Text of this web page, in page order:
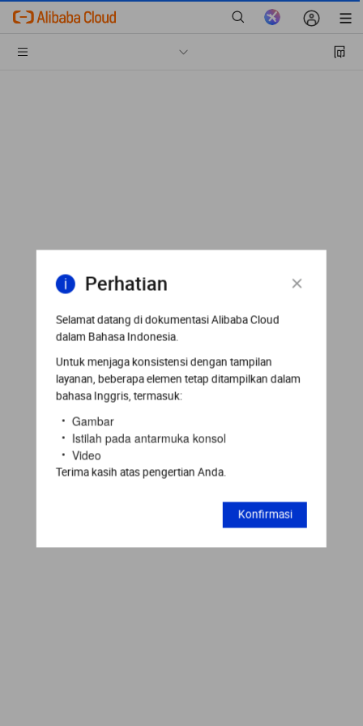
Perhatian
Selamat datang di dokumentasi Alibaba Cloud
dalam Bahasa Indonesia.
Untuk menjaga konsistensi dengan tampilan
layanan, beberapa elemen tetap ditampilkan dalam
bahasa Inggris, termasuk:
Gambar
Istilah pada antarmuka konsol
Video
Terima kasih atas pengertian Anda.
Konfirmasi